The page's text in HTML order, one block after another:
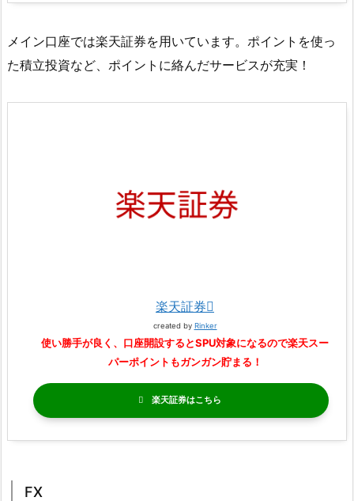
メイン口座では楽天証券を用いています。ポイントを使っ
た積立投資など、ポイントに絡んだサービスが充実！
楽天証券
created by Rinker
使い勝手が良く、口座開設するとSPU対象になるので楽天スー
パーポイントもガンガン貯まる！
楽天証券
FX